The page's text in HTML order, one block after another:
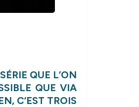
QUE L’ON
QUE VIA
C’EST TROIS